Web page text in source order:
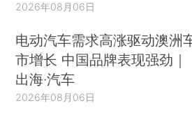
2026年08月06日
电动汽车需求高涨驱动澳洲
市增长 中国品牌表现强劲｜
出海·汽车
2026年08月06日